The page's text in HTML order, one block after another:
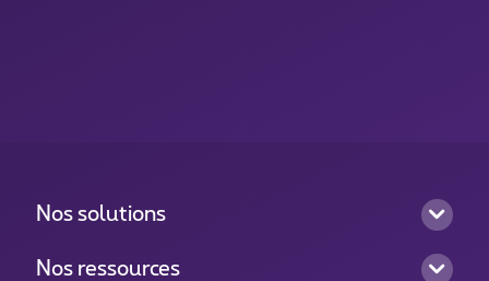
Nos solutions
Nos ressources